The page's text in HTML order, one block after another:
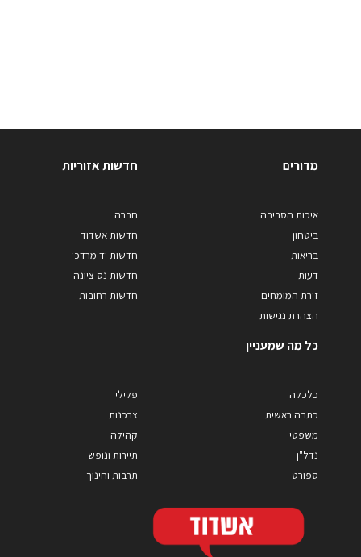
מדורים
איכות הסביבה
ביטחון
בריאות
דעות
זירת המומחים
הצהרת נגישות
חדשות אזוריות
חברה
חדשות אשדוד
חדשות יד מרדכי
חדשות נס ציונה
חדשות רחובות
כל מה שמעניין
כלכלה
כתבה ראשית
משפטי
נדל"ן
ספורט
פלילי
צרכנות
קהילה
תיירות ונופש
תרבות וחינוך